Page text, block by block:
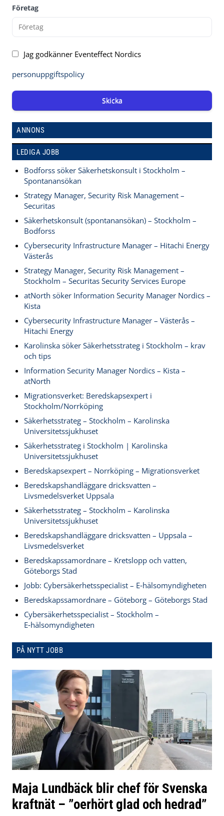
Företag
Jag godkänner Eventeffect Nordics
personuppgiftspolicy
Skicka
ANNONS
LEDIGA JOBB
Bodforss söker Säkerhetskonsult i Stockholm –
Spontanansökan
Strategy Manager, Security Risk Management –
Securitas
Säkerhetskonsult (spontanansökan) – Stockholm –
Bodforss
Cybersecurity Infrastructure Manager – Hitachi Energy
Västerås
Strategy Manager, Security Risk Management –
Stockholm – Securitas Security Services Europe
atNorth söker Information Security Manager Nordics –
Kista
Cybersecurity Infrastructure Manager – Västerås –
Hitachi Energy
Karolinska söker Säkerhetsstrateg i Stockholm – krav
och tips
Information Security Manager Nordics – Kista –
atNorth
Migrationsverket: Beredskapsexpert i
Stockholm/Norrköping
Säkerhetsstrateg – Stockholm – Karolinska
Universitetssjukhuset
Säkerhetsstrateg i Stockholm | Karolinska
Universitetssjukhuset
Beredskapsexpert – Norrköping – Migrationsverket
Beredskapshandläggare dricksvatten –
Livsmedelsverket Uppsala
Säkerhetsstrateg – Stockholm – Karolinska
Universitetssjukhuset
Beredskapshandläggare dricksvatten – Uppsala –
Livsmedelsverket
Beredskapssamordnare – Kretslopp och vatten,
Göteborgs Stad
Jobb: Cybersäkerhetsspecialist – E‑hälsomyndigheten
Beredskapssamordnare – Göteborg – Göteborgs Stad
Cybersäkerhetsspecialist – Stockholm –
E‑hälsomyndigheten
PÅ NYTT JOBB
Maja Lundbäck blir chef för Svenska
kraftnät – ”oerhört glad och hedrad”